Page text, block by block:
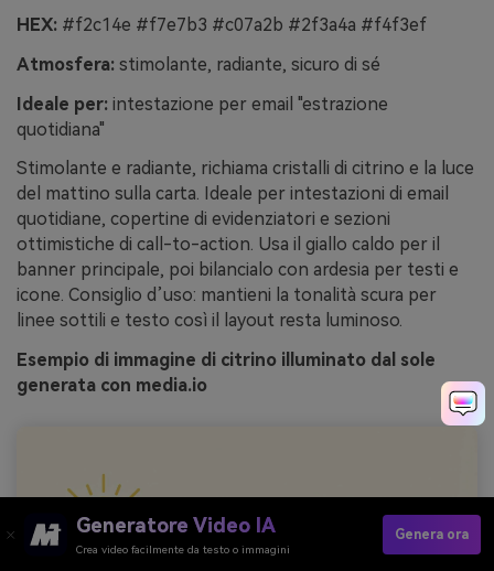
HEX: #f2c14e #f7e7b3 #c07a2b #2f3a4a #f4f3ef
Atmosfera: stimolante, radiante, sicuro di sé
Ideale per: intestazione per email "estrazione
quotidiana"
Stimolante e radiante, richiama cristalli di citrino e la luce
del mattino sulla carta. Ideale per intestazioni di email
quotidiane, copertine di evidenziatori e sezioni
ottimistiche di call-to-action. Usa il giallo caldo per il
banner principale, poi bilancialo con ardesia per testi e
icone. Consiglio d’uso: mantieni la tonalità scura per
linee sottili e testo così il layout resta luminoso.
Esempio di immagine di citrino illuminato dal sole
generata con media.io
Generatore Video IA
Crea video facilmente da testo o immagini
Genera ora